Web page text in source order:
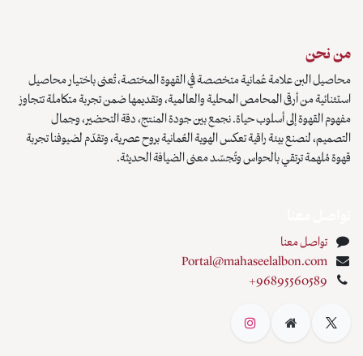
من نحن
محاصيل البن علامة عُمانية متخصصة في القهوة المختصة، تُعنى باختيار محاصيل
استثنائية من أرقى المحامص المحلية والعالمية، وتقديمها ضمن تجربة متكاملة تتجاوز
مفهوم القهوة إلى أسلوب حياة. نجمع بين جودة المنتج، دقة التحضير، وجمال
التصميم، لنصنع بيئة راقية تعكس الهوية العُمانية بروح عصرية، وتقدّم لضيوفنا تجربة
قهوة مُلهمة ترتقي بالحواس وتُجسّد معنى الضيافة الحديثة.
تواصل معنا
Portal@mahaseelalbon.com
+96895560589